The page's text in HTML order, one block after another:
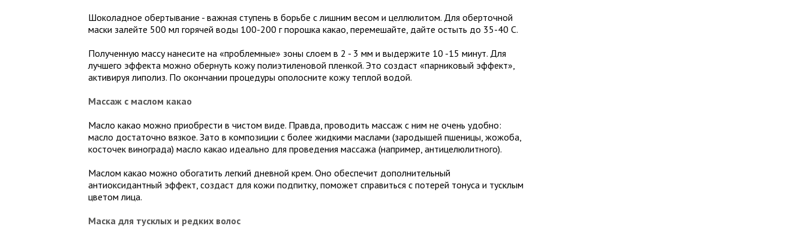
Шоколадное обертывание - важная ступень в борьбе с лишним весом и целлюлитом. Для оберточной
маски залейте 500 мл горячей воды 100-200 г порошка какао, перемешайте, дайте остыть до 35-40 С.
Полученную массу нанесите на «проблемные» зоны слоем в 2 - 3 мм и выдержите 10 -15 минут. Для
лучшего эффекта можно обернуть кожу полиэтиленовой пленкой. Это создаст «парниковый эффект»,
активируя липолиз. По окончании процедуры ополосните кожу теплой водой.
Массаж с маслом какао
Масло какао можно приобрести в чистом виде. Правда, проводить массаж с ним не очень удобно:
масло достаточно вязкое. Зато в композиции с более жидкими маслами (зародышей пшеницы, жожоба,
косточек винограда) масло какао идеально для проведения массажа (например, антицелюлитного).
Маслом какао можно обогатить легкий дневной крем. Оно обеспечит дополнительный
антиоксидантный эффект, создаст для кожи подпитку, поможет справиться с потерей тонуса и тусклым
цветом лица.
Маска для тусклых и редких волос